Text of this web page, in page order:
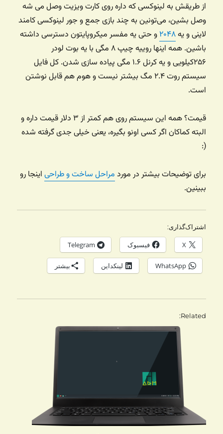
از طریقش به لینوکسی که داره روی کارت ویزیت وصل می شه
وصل بشین، می‌تونین به چند بازی جمع و جور لینوکسی کامند
لاینی و یه۲۰۴۸ و حتی یه مفسر میکروپایتون دسترسی داشته
باشین. همه اینها روییه چیپ ۸ مگی با یه بوت لودر
۲۵۶کیلویی و یه کرنل ۱.۶ مگی پیاده سازی شدن. کل فایل
سیستم روت ۲.۴ مگ بیشتر نیست و هوم هم قابل نوشتن
است.
قیمت؟ همه این سیستم روی هم کمتر از ۳ دلار قیمت داره و
البته کماکان اگر کسی اونو بگیره، یعنی خیلی جدی گرفته شده
(:
برای توضیحات بیشتر در مورد مراحل ساخت و طراحی اینجا رو
ببینین.
اشتراک‌گذاری:
X فیسبوک Telegram
WhatsApp لینکداین بیشتر
Related